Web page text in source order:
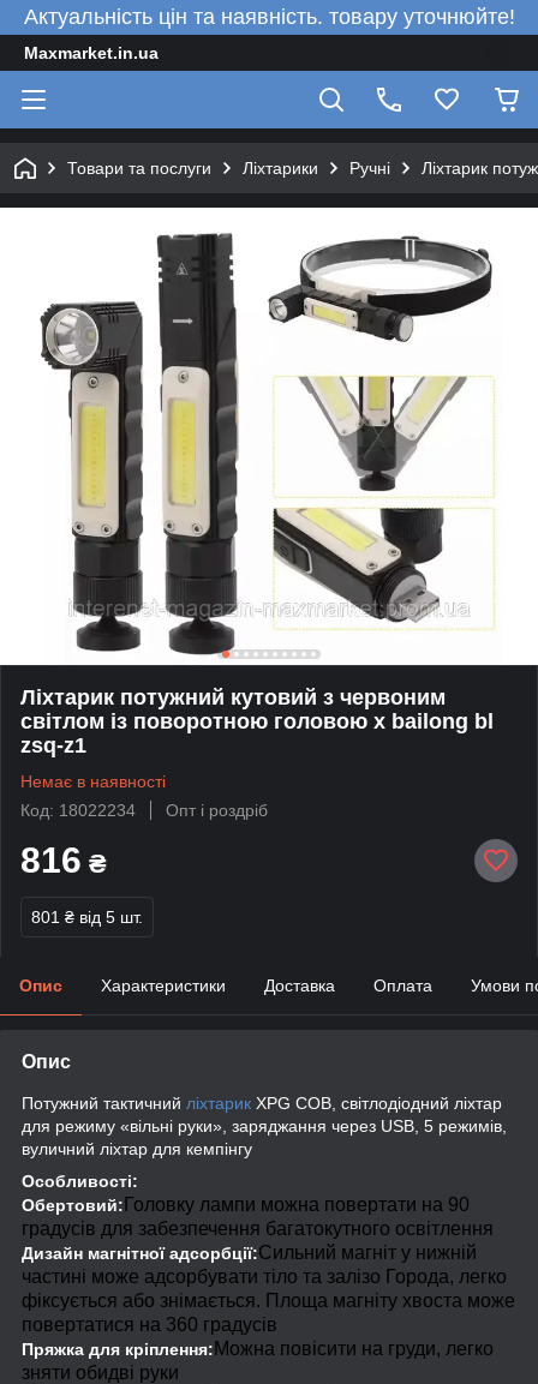
Актуальність цін та наявність. товару уточнюйте!
Maxmarket.in.ua
Товари та послуги Ліхтарики Ручні Ліхтарик
Ліхтарик потужний кутовий з червоним
світлом із поворотною головою x bailong bl
zsq-z1
Немає в наявності
Код: 18022234
Опт і роздріб
816 ₴
801 ₴ від 5 шт.
Опис Характеристики Доставка Оплата Умови
Опис
Потужний тактичний ліхтарик XPG COB, світлодіодний ліхтар
для режиму «вільні руки», заряджання через USB, 5 режимів,
вуличний ліхтар для кемпінгу
Особливості:
Обертовий: Головку лампи можна повертати на 90
градусів для забезпечення багатокутного освітлення
Дизайн магнітної адсорбції:Сильний магніт у нижній
частині може адсорбувати тіло та залізо Города, легко
фіксується або знімається. Площа магніту хвоста може
повертатися на 360 градусів
Пряжка для кріплення: Можна повісити на груди, легко
зняти обидві руки